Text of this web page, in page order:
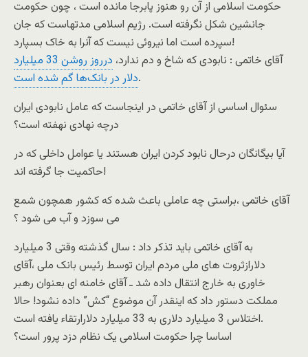
حکومت اسلامی از آن رو هنوز پابرجا مانده است ، چون حکومت
جانشین شکل نگرفته است. رژیم اسلامی مدتهاست که جان
سپرده است اما نیروئی نیست که آنرا به خاک بسپارد!
آقای خاتمی : نابودی که شاخ و دم ندارد،
درروز روشن 33 ميليارد
دلار در بانک‌ها گم شده است.
سئوال اساسی از آقای خاتمی در اینجاست که عامل نابودی ایران
درچه نهادی نهفته است؟
آیا بیگانگان درحال نابود کردن ایران هستند یا عوامل داخلی که در
حاکمیت جا گرفته اند!
آقای خاتمی ،براستی چه عاملی باعث شده که کشور همچون شمع
می سوزد و آب می شود ؟
به آقای خاتمی باید تذکر داد : سال گذشته وقتی 3 میلیارد
دلارازثروت های ملی مردم ایران توسط رئیس بانک ملی ،آقای
خاوری به خارج انتقال داده شد ـ آقای خامنه ای بعنوان رهبر
مملکت دستور داد که اینقدر آن موضوع “کش” داده نشود! حالا
اختلاس 3 میلیارد دلاری به 33 میلیارد دلارارتقاء یافته است.
اساسا چرا حکومت اسلامی یک نظام دزد پرور است؟